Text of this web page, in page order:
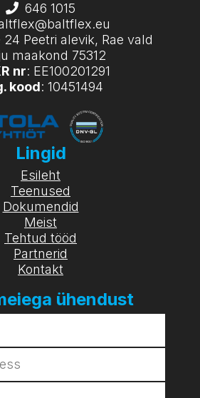
646 1015
24 Peetri alevik, Rae vald
maakond 75312
nr: EE100201291
kood: 10451494
Lingid
Esileht
Teenused
Dokumendid
Meist
Tehtud tööd
Partnerid
Kontakt
ühendust